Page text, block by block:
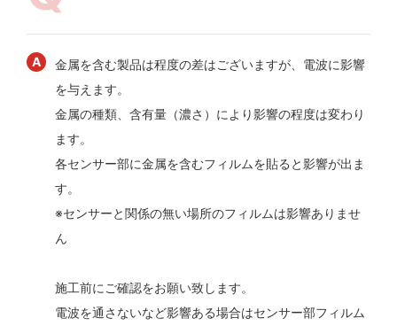
金属を含む製品は程度の差はございますが、電波に影響
を与えます。
金属の種類、含有量（濃さ）により影響の程度は変わり
ます。
各センサー部に金属を含むフィルムを貼ると影響が出ま
す。
※センサーと関係の無い場所のフィルムは影響ありませ
ん
施工前にご確認をお願い致します。
電波を通さないなど影響ある場合はセンサー部フィルム